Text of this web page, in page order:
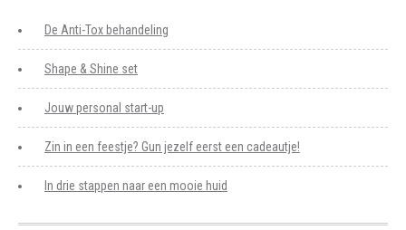
De Anti-Tox behandeling
Shape & Shine set
Jouw personal start-up
Zin in een feestje? Gun jezelf eerst een cadeautje!
In drie stappen naar een mooie huid